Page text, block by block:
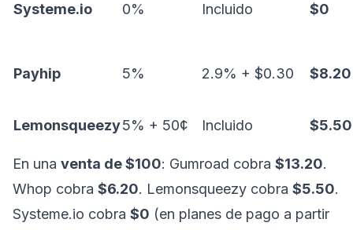
Systeme.io 0% Incluido $0
Payhip 5% 2.9% + $0.30 $8.20
Lemonsqueezy5% + 50¢ Incluido $5.50
En una venta de $100: Gumroad cobra $13.20.
Whop cobra $6.20. Lemonsqueezy cobra $5.50.
Systeme.io cobra $0 (en planes de pago a partir